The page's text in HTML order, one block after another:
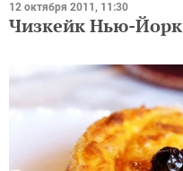
12 октября 2011, 11:30
Чизкейк Нью-Йорк